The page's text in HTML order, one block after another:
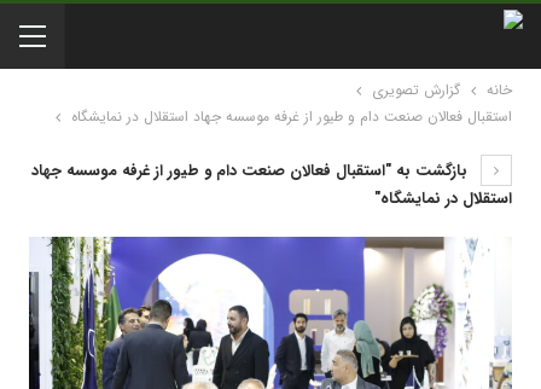
خانه
گزارش تصویری
استقبال فعالان صنعت دام و طیور از غرفه موسسه جهاد استقلال در نمایشگاه
بازگشت به "استقبال فعالان صنعت دام و طیور از غرفه موسسه جهاد
استقلال در نمایشگاه"